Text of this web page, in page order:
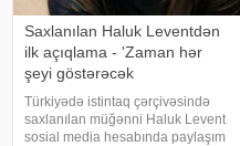
Saxlanılan Haluk Leventdən
ilk açıqlama - 'Zaman hər
şeyi göstərəcək
Türkiyədə istintaq çərçivəsində
saxlanılan müğənni Haluk Levent
sosial media hesabında paylaşım